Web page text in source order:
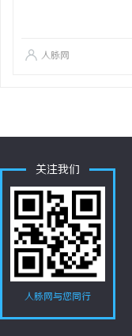
人脉网
关注我们
人脉网与您同行